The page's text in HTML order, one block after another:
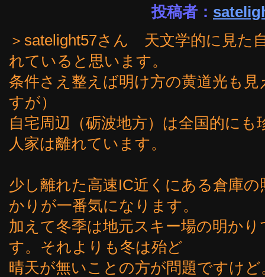
投稿者：
＞satelight57さん 天文学的に見た
れていると思います。
条件さえ整えば明け方の黄道光も
すが）
自宅周辺（砺波地方）は全国的に
人家は離れています。
少し離れた高速IC近くにある倉庫
かりが一番気になります。
加えて冬季は地元スキー場の明か
す。それよりも冬は殆ど
晴天が無いことの方が問題ですけど